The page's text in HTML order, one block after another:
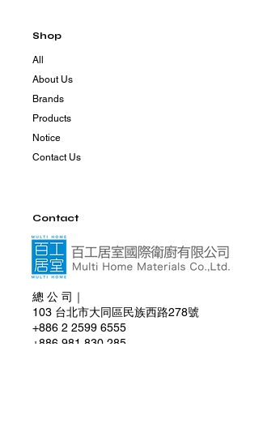
Shop
All
About Us
Brands
Products
Notice
Contact Us
Contact
總 公 司｜
103 台北市大同區民族西路278號
+886 2 2599 6555
+886 981 830 285